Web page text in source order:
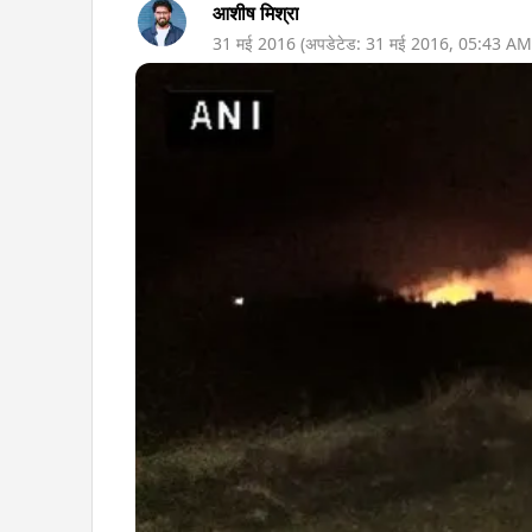
आशीष मिश्रा
31 मई 2016 (अपडेटेड: 31 मई 2016, 05:43 AM